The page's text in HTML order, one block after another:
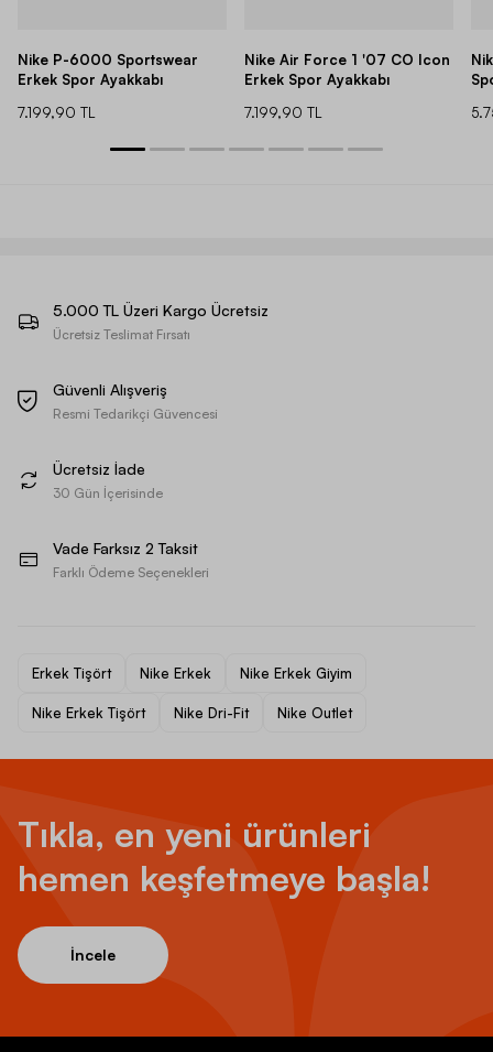
Nike P-6000 Sportswear
Erkek Spor Ayakkabı
7.199,90 TL
Nike Air Force 1 '07 CO Icon
Erkek Spor Ayakkabı
7.199,90 TL
5.000 TL Üzeri Kargo Ücretsiz
Ücretsiz Teslimat Fırsatı
Güvenli Alışveriş
Resmi Tedarikçi Güvencesi
Ücretsiz İade
30 Gün İçerisinde
Vade Farksız 2 Taksit
Farklı Ödeme Seçenekleri
Erkek Tişört Nike Erkek Nike Erkek Giyim
Nike Erkek Tişört Nike Dri-Fit Nike Outlet
Tıkla, en yeni ürünleri
hemen keşfetmeye başla!
İncele